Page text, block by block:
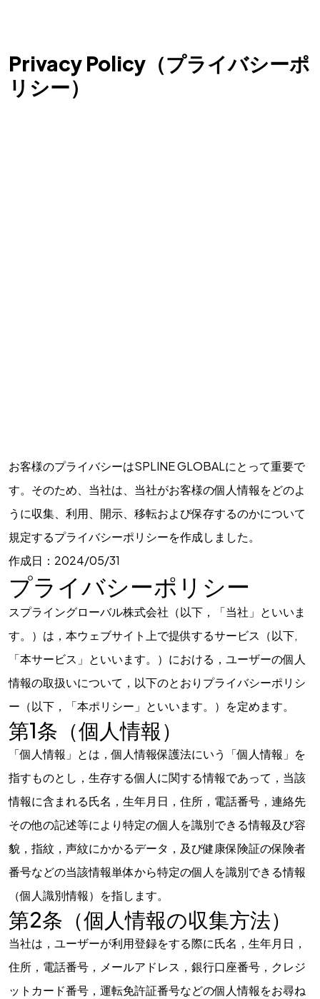
Privacy Policy（プライバシーポ
リシー）
お客様のプライバシーはSPLINE GLOBALにとって重要で
す。そのため、当社は、当社がお客様の個人情報をどのよ
うに収集、利用、開示、移転および保存するのかについて
規定するプライバシーポリシーを作成しました。
作成日：2024/05/31
プライバシーポリシー
スプライングローバル株式会社（以下，「当社」といいま
す。）は，本ウェブサイト上で提供するサービス（以下,
「本サービス」といいます。）における，ユーザーの個人
情報の取扱いについて，以下のとおりプライバシーポリシ
ー（以下，「本ポリシー」といいます。）を定めます。
第1条（個人情報）
「個人情報」とは，個人情報保護法にいう「個人情報」を
指すものとし，生存する個人に関する情報であって，当該
情報に含まれる氏名，生年月日，住所，電話番号，連絡先
その他の記述等により特定の個人を識別できる情報及び容
貌，指紋，声紋にかかるデータ，及び健康保険証の保険者
番号などの当該情報単体から特定の個人を識別できる情報
（個人識別情報）を指します。
第2条（個人情報の収集方法）
当社は，ユーザーが利用登録をする際に氏名，生年月日，
住所，電話番号，メールアドレス，銀行口座番号，クレジ
ットカード番号，運転免許証番号などの個人情報をお尋ね